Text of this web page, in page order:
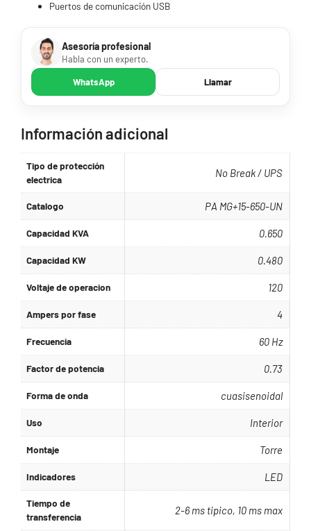
Puertos de comunicación USB
Asesoría profesional
Habla con un experto.
WhatsApp Llamar
Información adicional
Tipo de protección
electrica
No Break / UPS
Catalogo PA MG+15-650-UN
Capacidad KVA 0.650
Capacidad KW 0.480
Voltaje de operacion 120
Ampers por fase 4
Frecuencia 60 Hz
Factor de potencia 0.73
Forma de onda cuasisenoidal
Uso Interior
Montaje Torre
Indicadores LED
Tiempo de
transferencia
2-6 ms tipico, 10 ms max